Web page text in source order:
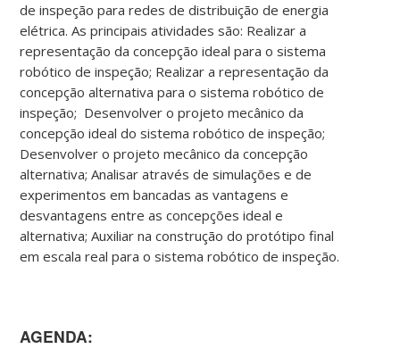
de inspeção para redes de distribuição de energia
elétrica. As principais atividades são: Realizar a
representação da concepção ideal para o sistema
robótico de inspeção; Realizar a representação da
concepção alternativa para o sistema robótico de
inspeção; Desenvolver o projeto mecânico da
concepção ideal do sistema robótico de inspeção;
Desenvolver o projeto mecânico da concepção
alternativa; Analisar através de simulações e de
experimentos em bancadas as vantagens e
desvantagens entre as concepções ideal e
alternativa; Auxiliar na construção do protótipo final
em escala real para o sistema robótico de inspeção.
AGENDA: